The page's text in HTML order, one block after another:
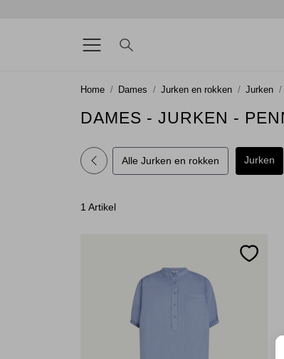
Home Dames Jurken en rokken Jurken
DAMES - JURKEN -
Alle Jurken en rokken Jurken
1 Artikel